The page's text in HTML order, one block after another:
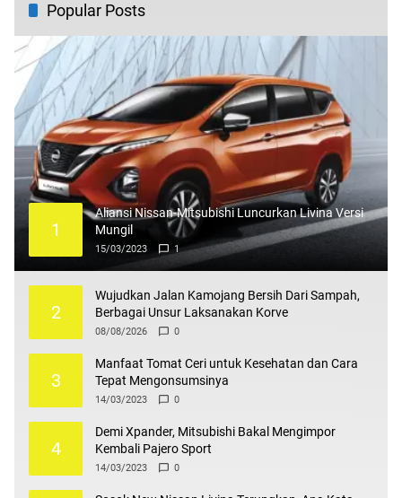
Popular Posts
1
Aliansi Nissan-Mitsubishi Luncurkan Livina Versi
Mungil
15/03/2023 1
2
Wujudkan Jalan Kamojang Bersih Dari Sampah,
Berbagai Unsur Laksanakan Korve
08/08/2026 0
3
Manfaat Tomat Ceri untuk Kesehatan dan Cara
Tepat Mengonsumsinya
14/03/2023 0
4
Demi Xpander, Mitsubishi Bakal Mengimpor
Kembali Pajero Sport
14/03/2023 0